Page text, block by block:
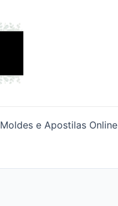
Moldes e Apostilas Online